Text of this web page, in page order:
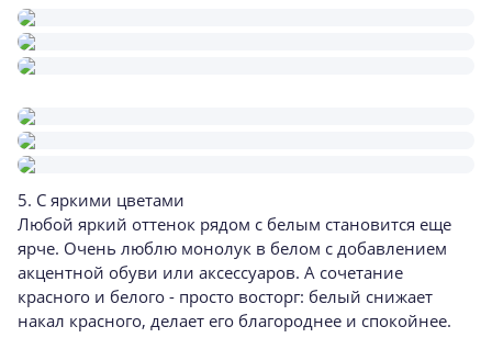
5. С яркими цветами
Любой яркий оттенок рядом с белым становится еще
ярче. Очень люблю монолук в белом с добавлением
акцентной обуви или аксессуаров. А сочетание
красного и белого - просто восторг: белый снижает
накал красного, делает его благороднее и спокойнее.